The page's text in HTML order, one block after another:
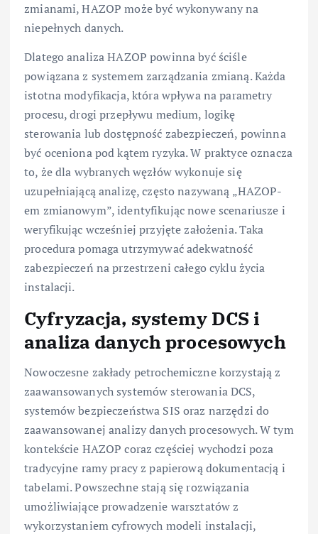
zmianami, HAZOP może być wykonywany na
niepełnych danych.
Dlatego analiza HAZOP powinna być ściśle
powiązana z systemem zarządzania zmianą. Każda
istotna modyfikacja, która wpływa na parametry
procesu, drogi przepływu medium, logikę
sterowania lub dostępność zabezpieczeń, powinna
być oceniona pod kątem ryzyka. W praktyce oznacza
to, że dla wybranych węzłów wykonuje się
uzupełniającą analizę, często nazywaną „HAZOP-
em zmianowym”, identyfikując nowe scenariusze i
weryfikując wcześniej przyjęte założenia. Taka
procedura pomaga utrzymywać adekwatność
zabezpieczeń na przestrzeni całego cyklu życia
instalacji.
Cyfryzacja, systemy DCS i
analiza danych procesowych
Nowoczesne zakłady petrochemiczne korzystają z
zaawansowanych systemów sterowania DCS,
systemów bezpieczeństwa SIS oraz narzędzi do
zaawansowanej analizy danych procesowych. W tym
kontekście HAZOP coraz częściej wychodzi poza
tradycyjne ramy pracy z papierową dokumentacją i
tabelami. Powszechne stają się rozwiązania
umożliwiające prowadzenie warsztatów z
wykorzystaniem cyfrowych modeli instalacji,